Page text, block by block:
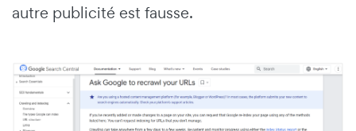
autre publicité est fausse.